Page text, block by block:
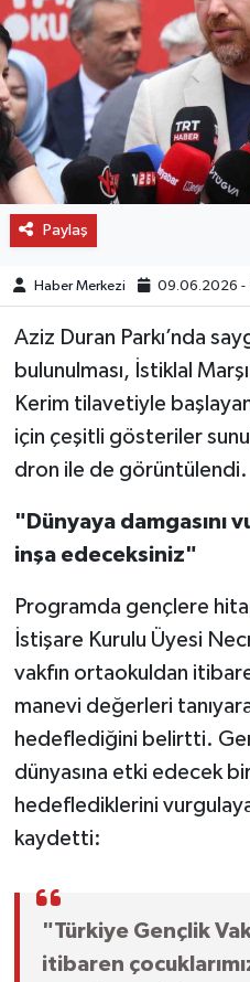
Paylaş
Haber Merkezi 09.06.2026 -
Aziz Duran Parkı’nda
bulunulması, İstiklal
Kerim tilavetiyle
için çeşitli gösteriler
dron ile de görüntülendi.
"Dünyaya damgasını
inşa edeceksiniz"
Programda gençlere
İstişare Kurulu Üyesi
vakfın ortaokuldan
manevi değerleri
hedeflediğini belirtti.
dünyasına etki edecek
hedeflediklerini
kaydetti:
"Türkiye Gençlik
itibaren